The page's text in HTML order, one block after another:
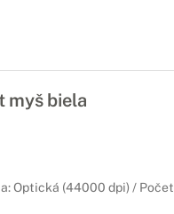
myš biela
Optická (44000 dpi) / Počet